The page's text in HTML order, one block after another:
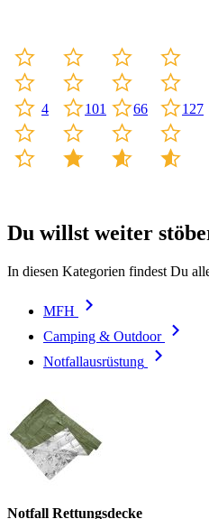
4 101 66 127
Du willst weiter
In diesen Kategorien findest Du
MFH
Camping & Outdoor
Notfallausrüstung
Notfall Rettungsdecke